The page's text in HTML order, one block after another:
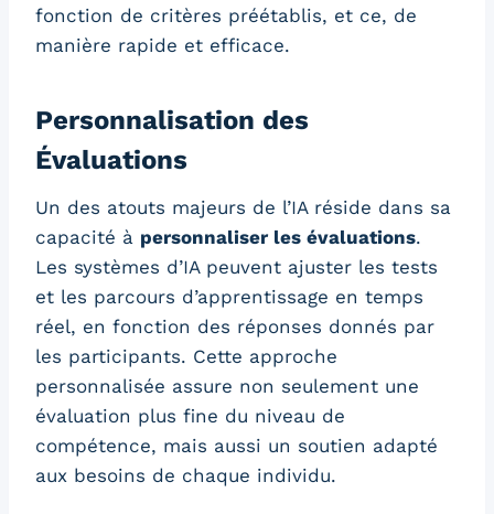
fonction de critères préétablis, et ce, de
manière rapide et efficace.
Personnalisation des
Évaluations
Un des atouts majeurs de l’IA réside dans sa
capacité à personnaliser les évaluations.
Les systèmes d’IA peuvent ajuster les tests
et les parcours d’apprentissage en temps
réel, en fonction des réponses donnés par
les participants. Cette approche
personnalisée assure non seulement une
évaluation plus fine du niveau de
compétence, mais aussi un soutien adapté
aux besoins de chaque individu.